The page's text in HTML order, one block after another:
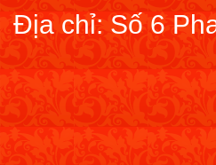
Địa chỉ: Số 6